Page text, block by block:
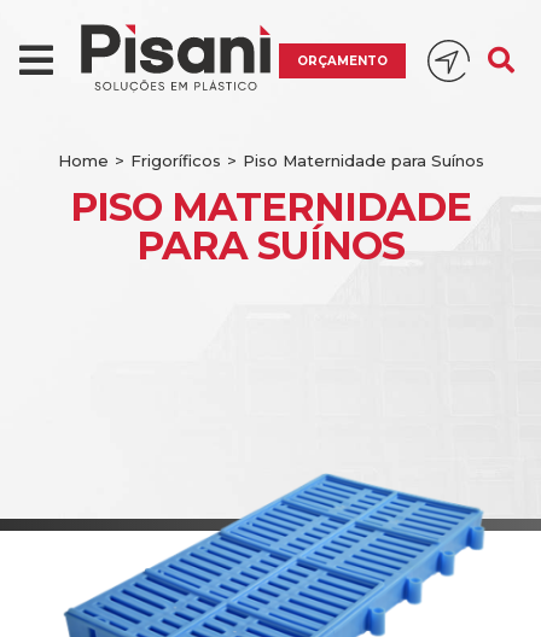
ORÇAMENTO
Home > Frigoríficos > Piso Maternidade para Suínos
PISO MATERNIDADE
PARA SUÍNOS